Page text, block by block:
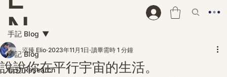
N
D
手記 Blog
研究 Research
手記 Blog
說說你在平行宇宙的生活。
泓臻 Elio 2023年11月1日 讀畢需時 1 分鐘